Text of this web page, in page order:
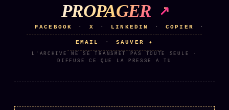
PROPAGER
FACEBOOK · X · LINKEDIN · COPIER ·
EMAIL · SAUVER ✦
L'ARCHIVE NE SE TRANSMET PAS TOUTE SEULE ·
DIFFUSE CE QUE LA PRESSE A TU